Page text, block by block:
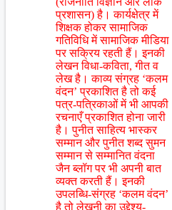
प्रशासन) है। कार्यक्षेत्र में
शिक्षक होकर सामाजिक
गतिविधि में सामाजिक मीडिया
पर सक्रिय रहती हैं। इनकी
लेखन विधा-कविता, गीत व
लेख है। काव्य संग्रह ‘कलम
वंदन’ प्रकाशित है तो कई
पत्र-पत्रिकाओं में भी आपकी
रचनाएँ प्रकाशित होना जारी
है। पुनीत साहित्य भास्कर
सम्मान और पुनीत शब्द सुमन
सम्मान से सम्मानित वंदना
जैन ब्लॉग पर भी अपनी बात
व्यक्त करती हैं। इनकी
उपलब्धि-संग्रह ‘कलम वंदन’
है तो लेखनी का उद्देश्य-